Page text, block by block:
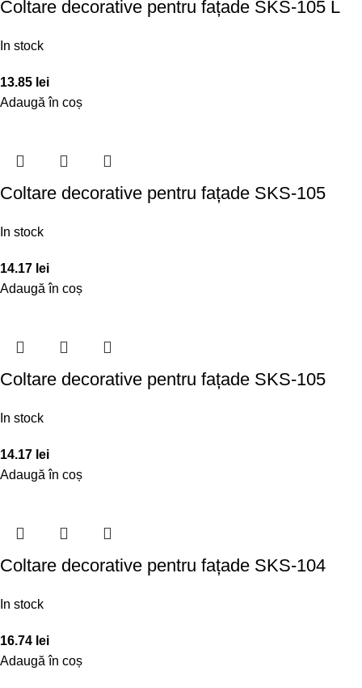
Coltare decorative pentru fațade SKS-105 L
In stock
13.85 lei
Adaugă în coș
Coltare decorative pentru fațade SKS-105
In stock
14.17 lei
Adaugă în coș
Coltare decorative pentru fațade SKS-105
In stock
14.17 lei
Adaugă în coș
Coltare decorative pentru fațade SKS-104
In stock
16.74 lei
Adaugă în coș